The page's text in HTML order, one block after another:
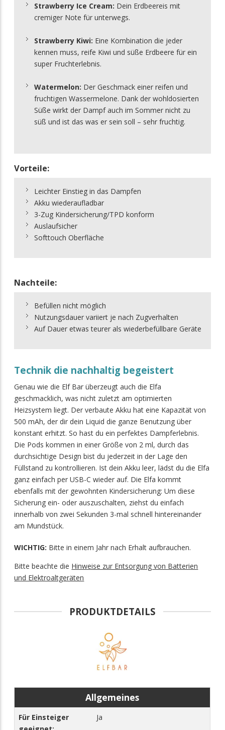
Strawberry Ice Cream: Dein Erdbeereis mit
cremiger Note für unterwegs.
Strawberry Kiwi: Eine Kombination die jeder
kennen muss, reife Kiwi und süße Erdbeere für ein
super Fruchterlebnis.
Watermelon: Der Geschmack einer reifen und
fruchtigen Wassermelone. Dank der wohldosierten
Süße wirkt der Dampf auch im Sommer nicht zu
süß und ist das was er sein soll – sehr fruchtig.
Vorteile:
Leichter Einstieg in das Dampfen
Akku wiederaufladbar
3-Zug Kindersicherung/TPD konform
Auslaufsicher
Softtouch Oberfläche
Nachteile:
Befüllen nicht möglich
Nutzungsdauer variiert je nach Zugverhalten
Auf Dauer etwas teurer als wiederbefüllbare Geräte
Technik die nachhaltig begeistert
Genau wie die Elf Bar überzeugt auch die Elfa
geschmacklich, was nicht zuletzt am optimierten
Heizsystem liegt. Der verbaute Akku hat eine Kapazität von
500 mAh, der dir dein Liquid die ganze Benutzung über
konstant erhitzt. So hast du ein perfektes Dampferlebnis.
Die Pods kommen in einer Größe von 2 ml, durch das
durchsichtige Design bist du jederzeit in der Lage den
Füllstand zu kontrollieren. Ist dein Akku leer, lädst du die Elfa
ganz einfach per USB-C wieder auf. Die Elfa kommt
ebenfalls mit der gewohnten Kindersicherung: Um diese
Sicherung ein- oder auszuschalten, ziehst du einfach
innerhalb von zwei Sekunden 3-mal schnell hintereinander
am Mundstück.
WICHTIG: Bitte in einem Jahr nach Erhalt aufbrauchen.
Bitte beachte die Hinweise zur Entsorgung von Batterien
und Elektroaltgeräten
PRODUKTDETAILS
Allgemeines
Für Einsteiger
Ja